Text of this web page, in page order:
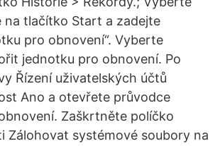
na tlačítko Start a zadejte
pro obnovení“. Vyberte
jednotku pro obnovení. Po
Řízení uživatelských účtů
Ano a otevřete průvodce
Zaškrtněte políčko
Zálohovat systémové soubory na